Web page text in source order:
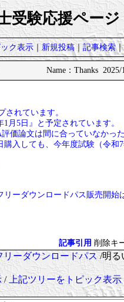
受験応援ページ
ク表示｜新規投稿｜記事検索
Name：Thanks
れています。
月5日』と予定されています。
価論文は間に合っていなかった
入しても、今年度試験（令和
ーダウンロードパス販売開始
記事引用 削除キ
ーダウンロードパス/明る
/上記ツリーをトピック表示